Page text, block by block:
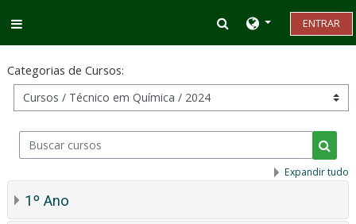
Alternar entrada
ENTRAR
Categorias de Cursos:
Buscar cursos
Expandir tudo
1º Ano